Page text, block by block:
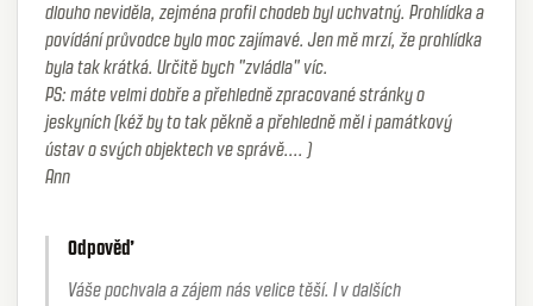
dlouho neviděla, zejména profil chodeb byl uchvatný. Prohlídka a
povídání průvodce bylo moc zajímavé. Jen mě mrzí, že prohlídka
byla tak krátká. Určitě bych "zvládla" víc.
PS: máte velmi dobře a přehledně zpracované stránky o
jeskyních (kéž by to tak pěkně a přehledně měl i památkový
ústav o svých objektech ve správě.... )
Ann
Odpověď
Váše pochvala a zájem nás velice těší. I v dalších